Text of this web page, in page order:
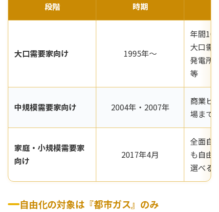
段階 時期
大口需要家向け 1995年〜
年間
大口需
発電所
等
中規模需要家向け 2004年・2007年
商業ビ
場まで
家庭・小規模需要家
向け
2017年4月
全面自
も自由
選べる
自由化の対象は『都市ガス』のみ